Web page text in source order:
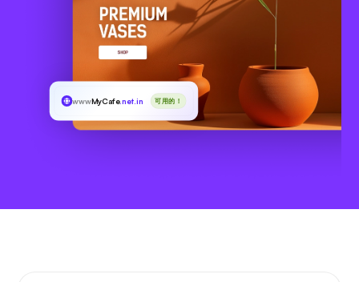
wwwMyCafe.net.in 可用的！